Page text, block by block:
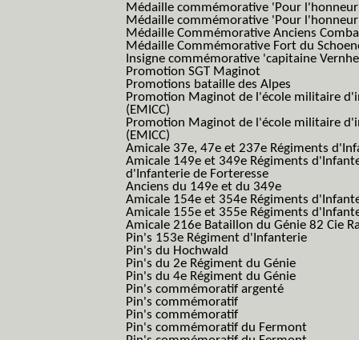
Médaille commémorative 'Pour
Médaille commémorative 'Pour
Médaille Commémorative Anciens
Médaille Commémorative Fort du
Insigne commémorative 'capitaine
Promotion SGT Maginot
Promotions bataille des Alpes
Promotion Maginot de l'école militaire
(EMICC)
Promotion Maginot de l'école militaire
(EMICC)
Amicale 37e, 47e et 237e Régiments
Amicale 149e et 349e Régiments
d'Infanterie de Forteresse
Anciens du 149e et du 349e
Amicale 154e et 354e Régiments
Amicale 155e et 355e Régiments
Amicale 216e Bataillon du Génie 82 Cie
Pin's 153e Régiment d'Infanterie
Pin's du Hochwald
Pin's du 2e Régiment du Génie
Pin's du 4e Régiment du Génie
Pin's commémoratif argenté
Pin's commémoratif
Pin's commémoratif
Pin's commémoratif du Fermont